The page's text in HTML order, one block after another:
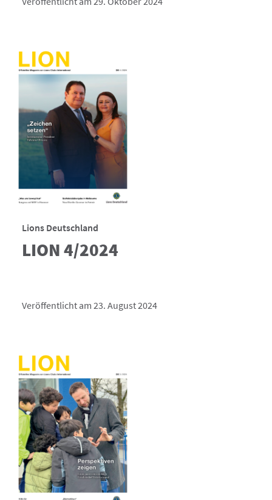
Lions Deutschland
LION 4/2024
Veröffentlicht am 23. August 2024